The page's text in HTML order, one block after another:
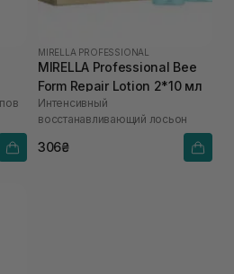
MIRELLA PROFESSIONAL
MIRELLA Professional Bee
Form Repair Lotion 2*10 мл
Интенсивный
восстанавливающий лосьон
306₴